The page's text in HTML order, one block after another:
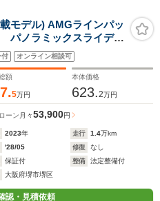
モデル) AMGラインパッ
パノラミックスライディ
シブパッケージ レー
プティブハイビームア
全席シートヒータ
付 オンライン相談可
額
5万円
本体価格
623.2万円
ーン 月々53,900円
2023年 走行 1.4万km
'28/05 修復
なし
保証付 整備
法定整備付
大阪府堺市堺区
認・見積依頼